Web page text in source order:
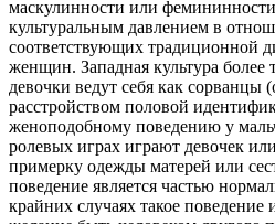
маскулинности или
культуральным давлением в
соответствующих традиционной
женщин. Западная культура более
девочки ведут себя как сорванцы
расстройством половой
женоподобному поведению у
ролевых играх играют девочек
примерку одежды матерей или
поведение является частью
крайних случаях такое